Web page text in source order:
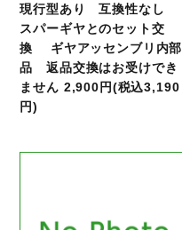
現行型あり 互換性なし
スパーギヤとのセット交
換 ギヤアッセンブリ内部
品 返品交換はお受けでき
ません 2,900円(税込3,190
円)